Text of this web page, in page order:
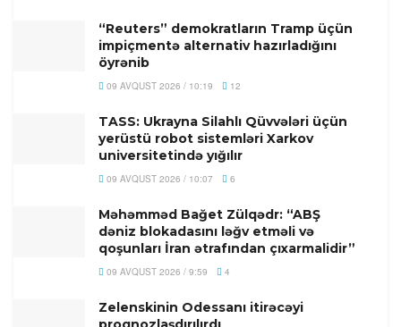
“Reuters” demokratların Tramp üçün
impiçmentə alternativ hazırladığını
öyrənib
09 AVQUST 2026 / 10:19 12
TASS: Ukrayna Silahlı Qüvvələri üçün
yerüstü robot sistemləri Xarkov
universitetində yığılır
09 AVQUST 2026 / 10:07 6
Məhəmməd Bağet Zülqədr: “ABŞ
dəniz blokadasını ləğv etməli və
qoşunları İran ətrafından çıxarmalidir”
09 AVQUST 2026 / 9:59 4
Zelenskinin Odessanı itirəcəyi